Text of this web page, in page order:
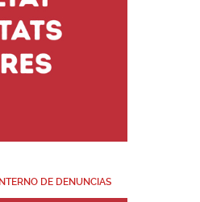
DE DENUNCIAS